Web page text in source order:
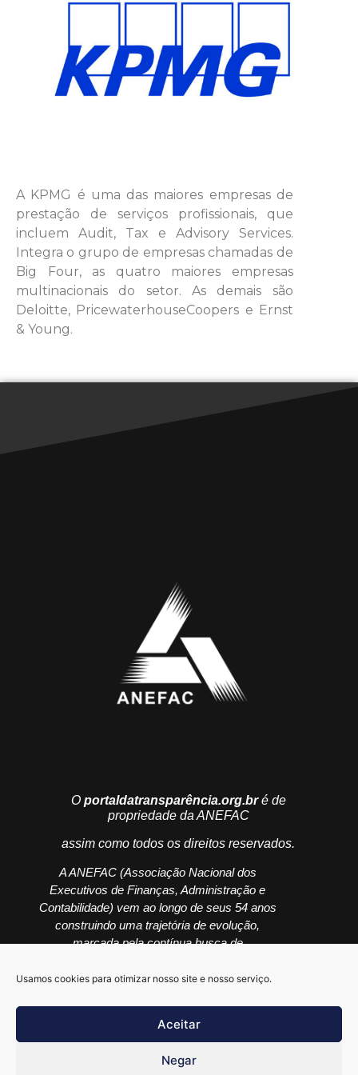
Usamos cookies para otimizar nosso site e nosso serviço.
Aceitar
Negar
A KPMG é uma das maiores empresas de
prestação de serviços profissionais, que
incluem Audit, Tax e Advisory Services.
Integra o grupo de empresas chamadas de
Big Four, as quatro maiores empresas
multinacionais do setor. As demais são
Deloitte, PricewaterhouseCoopers e Ernst
& Young.
O portaldatransparência.org.bré de
propriedade da ANEFAC
assim como todos os direitos reservados.
A ANEFAC (Associação Nacional dos
Executivos de Finanças, Administração e
Contabilidade) vem ao longo de seus 54 anos
construindo uma trajetória de evolução,
marcada pela contínua busca de
à sua rede de relacionamento e à sociedade.
(11) 2808-3200